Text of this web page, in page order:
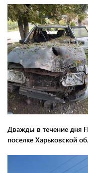
Дважды в течение дня
поселке Харьковской